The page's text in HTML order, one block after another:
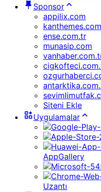
Sponsor
appilix.com
kanthemes.com
ense.com.tr
munasip.com
Siteni Ekle
Uygulamalar
AppGallery
Uzantı